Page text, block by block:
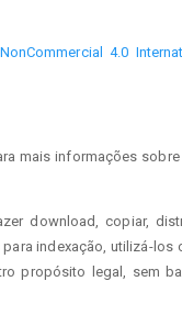
4.0
mais informações sobre
download, copiar,
indexação, utilizá-los
propósito legal, sem